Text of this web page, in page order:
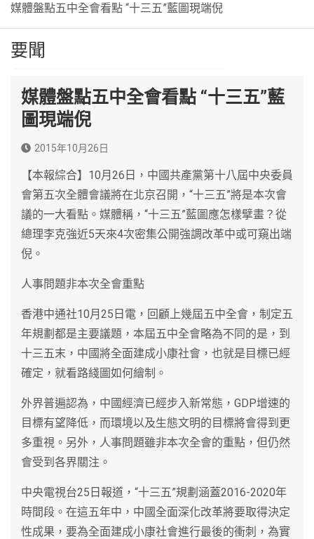
媒體盤點五中全會看點 “十三五”藍圖現端倪
要聞
媒體盤點五中全會看點 “十三五”藍
圖現端倪
2015年10月26日
【本報綜合】10月26日，中國共產黨第十八屆中央委員
會第五次全體會議將在北京召開，“十三五”將是本次會
議的一大看點。媒體稱，“十三五”藍圖應怎樣擘畫？從
總理李克強近5天來4次密集公開強調改革中或可窺出端
倪。
人事問題非本次全會重點
香港中通社10月25日電，回顧上幾屆五中全會，制定五
年規劃都是主要議題，本屆五中全會略為不同的是，到
十三五末，中國將全面建成小康社會，也就是目標已經
確定，就看路綫圖如何繪制。
外界普遍認為，中國經濟已經步入新常態，GDP增速的
目標有望降低，而環境以及生態文明的目標將會得到更
多重視。另外，人事問題雖非本次全會的重點，但仍然
會受到各界關注。
中央電視台25日報道，“十三五”規劃涵蓋2016-2020年
時間段。在這五年中，中國全面深化改革將要取得決定
性成果，要為全面建成小康社會進行最後的衝刺，為實